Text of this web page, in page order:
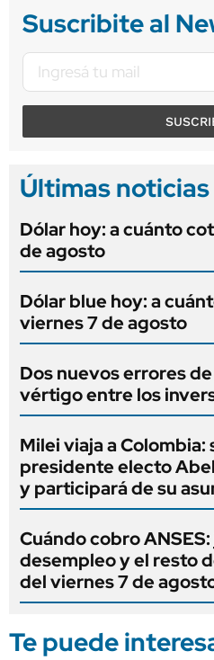
Suscribite al
Últimas noticias
Dólar hoy: a cuánto
de agosto
Dólar blue hoy: a
viernes 7 de agosto
Dos nuevos errores
vértigo entre los
Milei viaja a Colombia:
presidente electo
y participará de su
Cuándo cobro
desempleo y el resto
del viernes 7 de
Te puede